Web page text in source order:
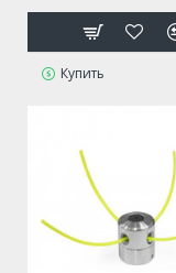
Купить